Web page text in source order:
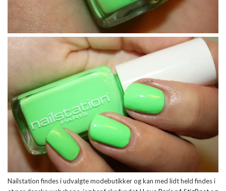
Nailstation findes i udvalgte modebutikker og kan med lidt held findes i